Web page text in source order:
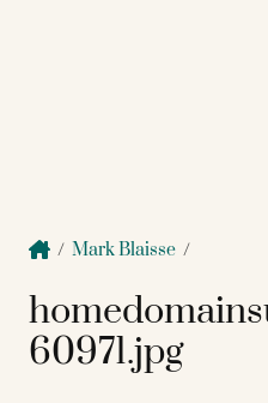
/ Mark Blaisse /
60971.jpg